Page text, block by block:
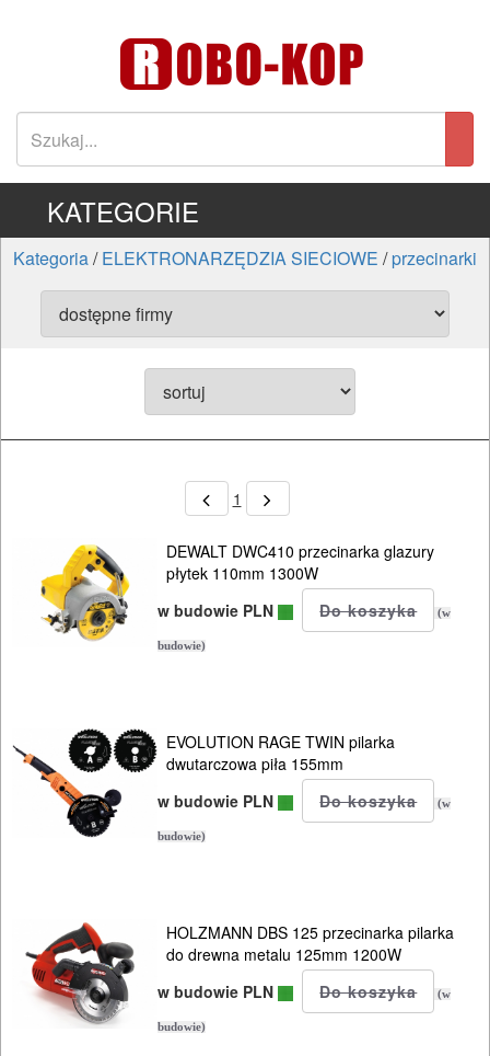
ELEKTRONARZĘDZIA
SIECIOWE
bruzdownice
klucze
udarowe
lamelownice
mieszadła
młotowiertarki
młoty
KATEGORIE
Kategoria/ELEKTRONARZĘDZIA SIECIOWE /przecinarki
1
DEWALT DWC410 przecinarka glazury
płytek 110mm 1300W
w budowie PLN
(w
budowie)
EVOLUTION RAGE TWIN pilarka
dwutarczowa piła 155mm
w budowie PLN
(w
budowie)
HOLZMANN DBS 125 przecinarka pilarka
do drewna metalu 125mm 1200W
w budowie PLN
(w
budowie)